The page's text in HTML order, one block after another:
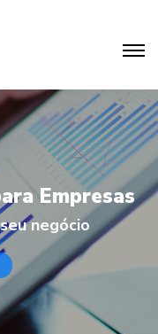
Empresas
negócio